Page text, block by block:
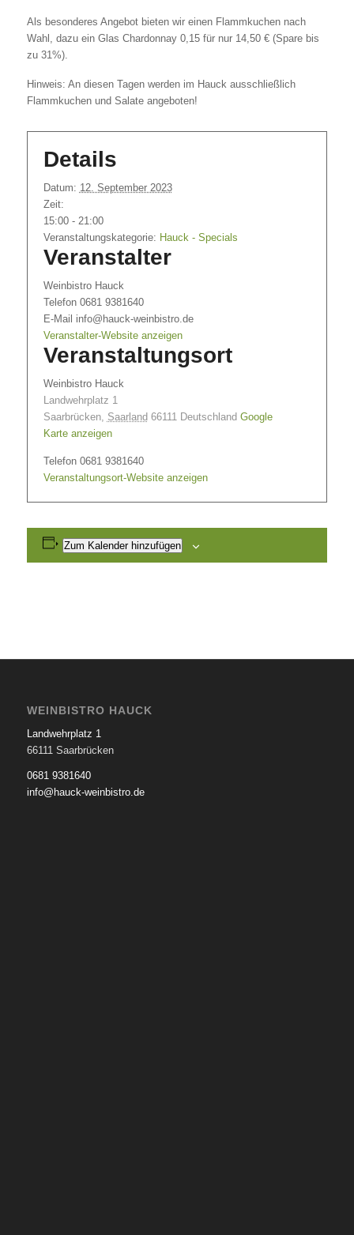
Als besonderes Angebot bieten wir einen Flammkuchen nach
Wahl, dazu ein Glas Chardonnay 0,15 für nur 14,50 € (Spare bis
zu 31%).
Hinweis: An diesen Tagen werden im Hauck ausschließlich
Flammkuchen und Salate angeboten!
Details
Datum: 12. September 2023
Zeit:
15:00 - 21:00
Veranstaltungskategorie: Hauck - Specials
Veranstaltungsort
Weinbistro Hauck
Landwehrplatz 1
Saarbrücken, Saarland 66111 Deutschland Google
Karte anzeigen
Telefon 0681 9381640
Veranstaltungsort-Website anzeigen
Veranstalter
Weinbistro Hauck
Telefon 0681 9381640
E-Mail info@hauck-weinbistro.de
Veranstalter-Website anzeigen
Zum Kalender hinzufügen
WEINBISTRO HAUCK
Landwehrplatz 1
66111 Saarbrücken
0681 9381640
info@hauck-weinbistro.de